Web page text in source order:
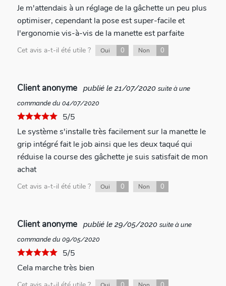
Je m'attendais à un réglage de la gâchette un peu plus
optimiser, cependant la pose est super-facile et
l'ergonomie vis-à-vis de la manette est parfaite
Cet avis a-t-il été utile ? Oui 0 Non 0
Client anonyme publié le 21/07/2020 suite à une
commande du 04/07/2020
5/5
Le système s'installe très facilement sur la manette le
grip intégré fait le job ainsi que les deux taqué qui
réduise la course des gâchette je suis satisfait de mon
achat
Cet avis a-t-il été utile ? Oui 0 Non 0
Client anonyme publié le 29/05/2020 suite à une
commande du 09/05/2020
5/5
Cela marche très bien